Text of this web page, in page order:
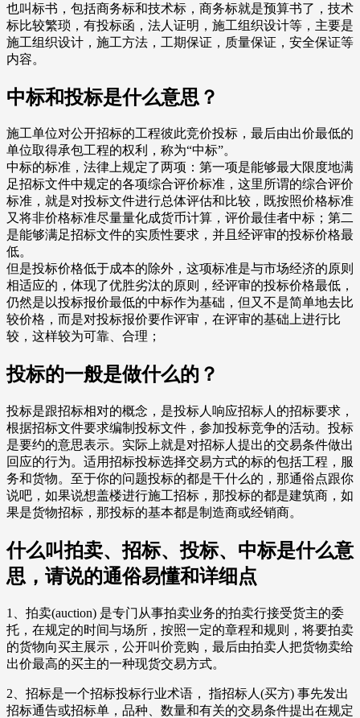
也叫标书，包括商务标和技术标，商务标就是预算书了，技术
标比较繁琐，有投标函，法人证明，施工组织设计等，主要是
施工组织设计，施工方法，工期保证，质量保证，安全保证等
内容。
中标和投标是什么意思？
施工单位对公开招标的工程彼此竞价投标，最后由出价最低的
单位取得承包工程的权利，称为“中标”。
中标的标准，法律上规定了两项：第一项是能够最大限度地满
足招标文件中规定的各项综合评价标准，这里所谓的综合评价
标准，就是对投标文件进行总体评估和比较，既按照价格标准
又将非价格标准尽量量化成货币计算，评价最佳者中标；第二
是能够满足招标文件的实质性要求，并且经评审的投标价格最
低。
但是投标价格低于成本的除外，这项标准是与市场经济的原则
相适应的，体现了优胜劣汰的原则，经评审的投标价格最低，
仍然是以投标报价最低的中标作为基础，但又不是简单地去比
较价格，而是对投标报价要作评审，在评审的基础上进行比
较，这样较为可靠、合理；
投标的一般是做什么的？
投标是跟招标相对的概念，是投标人响应招标人的招标要求，
根据招标文件要求编制投标文件，参加投标竞争的活动。投标
是要约的意思表示。实际上就是对招标人提出的交易条件做出
回应的行为。适用招标投标选择交易方式的标的包括工程，服
务和货物。至于你的问题投标的都是干什么的，那通俗点跟你
说吧，如果说想盖楼进行施工招标，那投标的都是建筑商，如
果是货物招标，那投标的基本都是制造商或经销商。
什么叫拍卖、招标、投标、中标是什么意
思，请说的通俗易懂和详细点
1、拍卖(auction) 是专门从事拍卖业务的拍卖行接受货主的委
托，在规定的时间与场所，按照一定的章程和规则，将要拍卖
的货物向买主展示，公开叫价竞购，最后由拍卖人把货物卖给
出价最高的买主的一种现货交易方式。
2、招标是一个招标投标行业术语， 指招标人(买方) 事先发出
招标通告或招标单，品种、数量和有关的交易条件提出在规定